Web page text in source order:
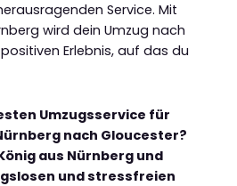
Service. Mit
wird dein Umzug nach
Erlebnis, auf das du
Umzugsservice für
nach Gloucester?
aus Nürnberg und
und stressfreien